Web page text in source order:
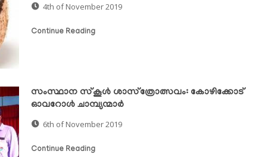
4th of November 2019
Continue Reading
സംസ്ഥാന സ്‌കൂള്‍ ശാസ്‌ത്രോത്സവം: കോഴിക്കോട്
ഓവറോള്‍ ചാമ്പ്യന്മാര്‍
6th of November 2019
Continue Reading